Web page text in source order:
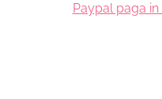
Paypal paga